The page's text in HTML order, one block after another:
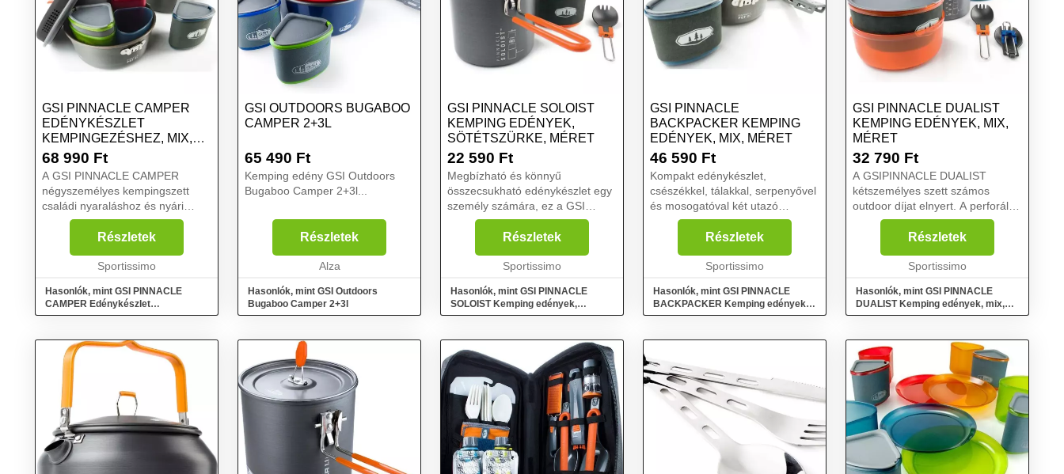
GSI PINNACLE CAMPER
EDÉNYKÉSZLET
KEMPINGEZÉSHEZ, MIX,
MÉRET
68 990 Ft
A GSI PINNACLE CAMPER
négyszemélyes kempingszett
családi nyaraláshoz és nyári
sátrazáshoz. A Pinnacle
felületkezelés kiváló hőelosztást,
fokozott kopásállóságot és a
klasszikus teflonhoz képest 25%-
Részletek
Sportissimo
Hasonlók, mint GSI PINNACLE
CAMPER Edénykészlet
kempingezéshez, mix, méret
GSI OUTDOORS BUGABOO
CAMPER 2+3L
65 490 Ft
Kemping edény GSI Outdoors
Bugaboo Camper 2+3l...
Részletek
Alza
Hasonlók, mint GSI Outdoors
Bugaboo Camper 2+3l
GSI PINNACLE SOLOIST
KEMPING EDÉNYEK,
SÖTÉTSZÜRKE, MÉRET
22 590 Ft
Megbízható és könnyű
összecsukható edénykészlet egy
személy számára, ez a GSI
PINNACLE SOLOIST. A csomag
tartalmaz egy 1,1 literes
főzőedényt, egy thermo bögrét,
egy teleszkópos villát/kanalat,
Részletek
Sportissimo
Hasonlók, mint GSI PINNACLE
SOLOIST Kemping edények,
sötétszürke, méret
GSI PINNACLE
BACKPACKER KEMPING
EDÉNYEK, MIX, MÉRET
46 590 Ft
Kompakt edénykészlet,
csészékkel, tálakkal, serpenyővel
és mosogatóval két utazó
számára, ez a GSIPINNACLE
BACKPACKER. A fedél lehetővé
teszi, hogy a gőz gond nélkül
távozzon az edényből, és
Részletek
Sportissimo
Hasonlók, mint GSI PINNACLE
BACKPACKER Kemping edények,
mix, méret
GSI PINNACLE DUALIST
KEMPING EDÉNYEK, MIX,
MÉRET
32 790 Ft
A GSIPINNACLE DUALIST
kétszemélyes szett számos
outdoor díjat elnyert. A perforált
fedél lehetővé teszi, hogy a gőz
gond nélkül távozzon az
edényből, és szűrőként is szolgál,
például a víz leöntéséhez...
Részletek
Sportissimo
Hasonlók, mint GSI PINNACLE
DUALIST Kemping edények, mix,
méret